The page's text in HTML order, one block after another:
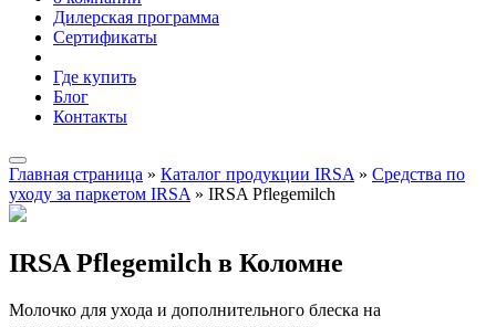
Дилерская программа
Сертификаты
Где купить
Блог
Контакты
Главная страница » Каталог продукции IRSA » Средства по
уходу за паркетом IRSA » IRSA Pflegemilch
IRSA Pflegemilch в Коломне
Молочко для ухода и дополнительного блеска на